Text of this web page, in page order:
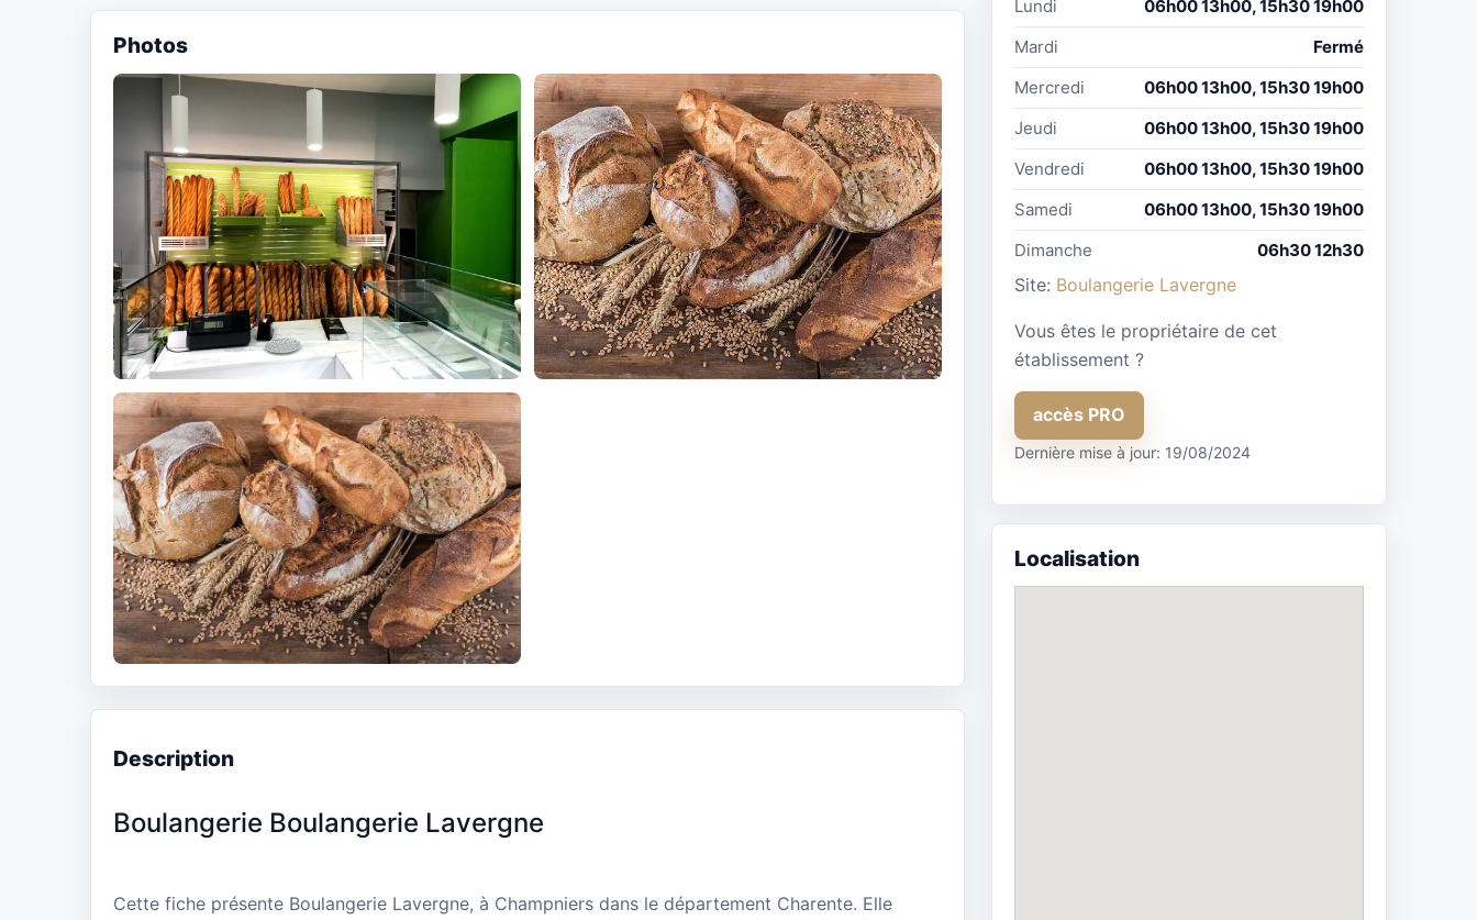
Photos
Description
Boulangerie Boulangerie Lavergne
Cette fiche présente Boulangerie Lavergne, à Champniers dans le département Charente. Elle
Lundi
06h00 13h00, 15h30 19h00
Mardi
Fermé
Mercredi
06h00 13h00, 15h30 19h00
Jeudi
06h00 13h00, 15h30 19h00
Vendredi
06h00 13h00, 15h30 19h00
Samedi
06h00 13h00, 15h30 19h00
Dimanche
06h30 12h30
Site: Boulangerie Lavergne
Vous êtes le propriétaire de cet
établissement ?
accès PRO
Dernière mise à jour: 19/08/2024
Localisation